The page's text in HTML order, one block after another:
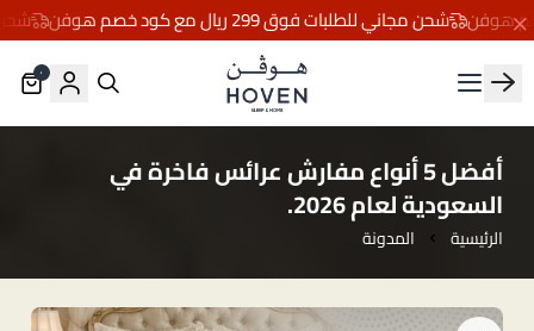
شحن مجاني للطلبات فوق 299 ريال مع كود خصم هوفن شحن مجاني
مفارش هوڤن
٠
أفضل 5 أنواع مفارش عرائس فاخرة في
السعودية لعام 2026.
الرئيسية المدونة